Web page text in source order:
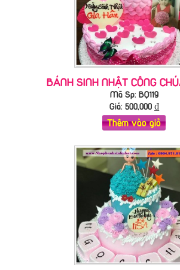
BÁNH SINH NHẬT CÔNG
Mã Sp: BQ119
Giá: 500,000₫
Thêm vào giỏ